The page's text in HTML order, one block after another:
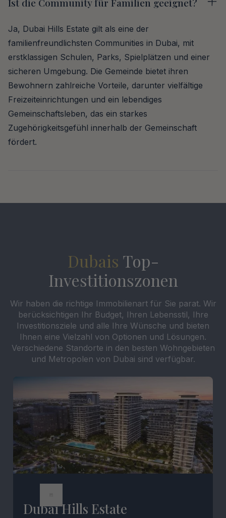
Ja, Dubai Hills Estate gilt als eine der
familienfreundlichsten Communities in Dubai, mit
erstklassigen Schulen, Parks, Spielplätzen und einer
sicheren Umgebung. Die Gemeinde bietet ihren
Bewohnern zahlreiche Vorteile, darunter vielfältige
Freizeiteinrichtungen und ein lebendiges
Gemeinschaftsleben, das ein starkes
Zugehörigkeitsgefühl innerhalb der Gemeinschaft
fördert.
Dubais Top-
Investitionszonen
Wir haben die richtige Immobilienart für Sie parat. Wir
berücksichtigen Ihr Budget, Ihren Lebensstil, Ihre
Investitionsziele und alle Ihre Wünsche und bieten
Ihnen eine Vielzahl von Optionen und Lösungen.
Verschiedene Standorte in den besten Wohngebieten
und Metropolen von Dubai sind verfügbar.
Dubai Hills Estate